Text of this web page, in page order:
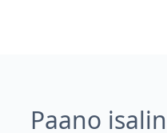
Paano